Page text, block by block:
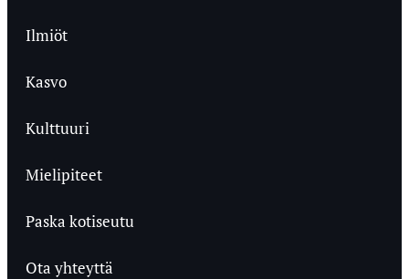
Ilmiöt
Kasvo
Kulttuuri
Mielipiteet
Paska kotiseutu
Ota yhteyttä